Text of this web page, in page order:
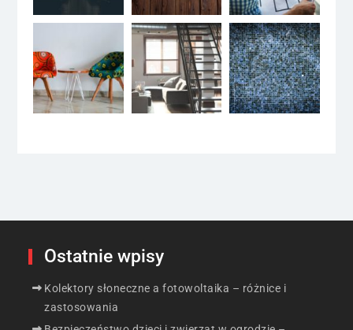
Ostatnie wpisy
Kolektory słoneczne a fotowoltaika – różnice i
zastosowania